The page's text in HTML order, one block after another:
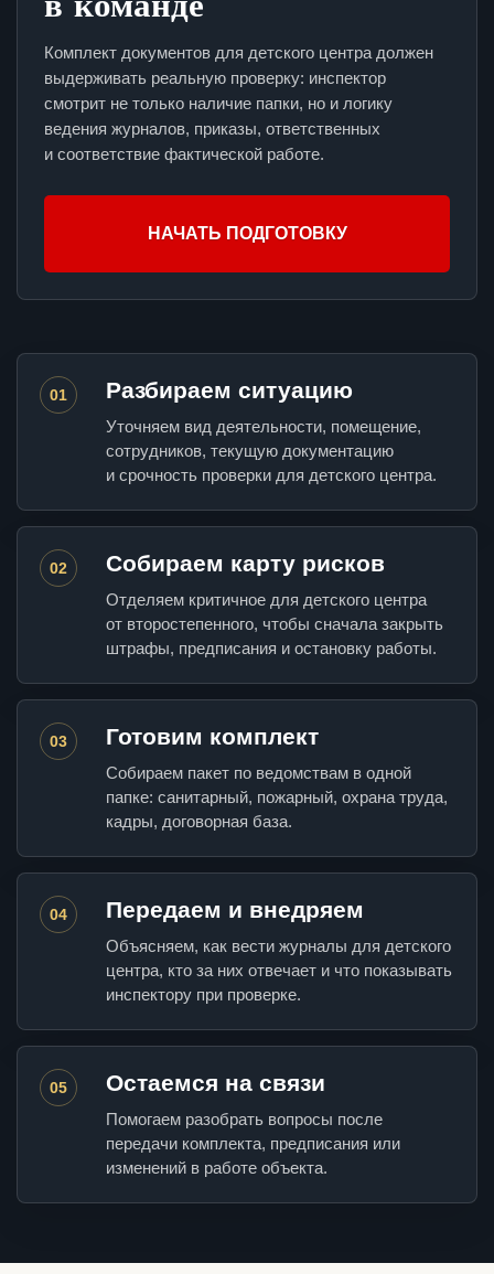
Комплект документов для детского центра должен
выдерживать реальную проверку: инспектор
смотрит не только наличие папки, но и логику
ведения журналов, приказы, ответственных
и соответствие фактической работе.
НАЧАТЬ ПОДГОТОВКУ
01 Разбираем ситуацию
Уточняем вид деятельности, помещение,
сотрудников, текущую документацию
и срочность проверки для детского центра.
02 Собираем карту рисков
Отделяем критичное для детского центра
от второстепенного, чтобы сначала закрыть
штрафы, предписания и остановку работы.
03 Готовим комплект
Собираем пакет по ведомствам в одной
папке: санитарный, пожарный, охрана труда,
кадры, договорная база.
04 Передаем и внедряем
Объясняем, как вести журналы для детского
центра, кто за них отвечает и что показывать
инспектору при проверке.
05 Остаемся на связи
Помогаем разобрать вопросы после
передачи комплекта, предписания или
изменений в работе объекта.